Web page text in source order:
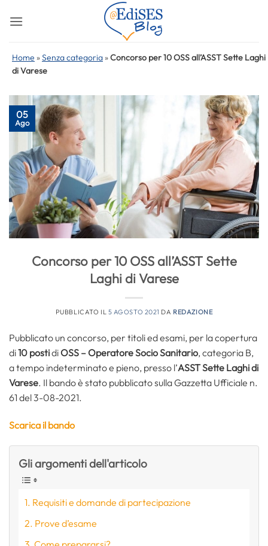
Home »Senza categoria »Concorso per 10 OSS all’ASST Sette Laghi
di Varese
05
Ago
Concorso per 10 OSS all’ASST Sette
Laghi di Varese
PUBBLICATO IL 5 AGOSTO 2021 DA REDAZIONE
Pubblicato un concorso, per titoli ed esami, per la copertura
di10 postidiOSS –Operatore Socio Sanitario, categoria B,
a tempo indeterminato e pieno, presso l’ASST Sette Laghi di
Varese. Il bando è stato pubblicato sulla Gazzetta Ufficiale n.
61 del 3-08-2021.
Scarica il bando
Gli argomenti dell'articolo
Requisiti e domande di partecipazione
Prove d’esame